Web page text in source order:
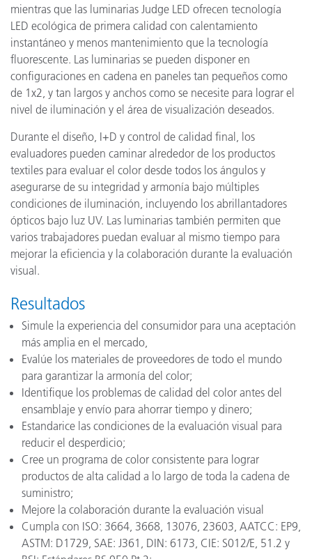
mientras que las luminarias Judge LED ofrecen tecnología
LED ecológica de primera calidad con calentamiento
instantáneo y menos mantenimiento que la tecnología
fluorescente. Las luminarias se pueden disponer en
configuraciones en cadena en paneles tan pequeños como
de 1x2, y tan largos y anchos como se necesite para lograr el
nivel de iluminación y el área de visualización deseados.
Durante el diseño, I+D y control de calidad final, los
evaluadores pueden caminar alrededor de los productos
textiles para evaluar el color desde todos los ángulos y
asegurarse de su integridad y armonía bajo múltiples
condiciones de iluminación, incluyendo los abrillantadores
ópticos bajo luz UV. Las luminarias también permiten que
varios trabajadores puedan evaluar al mismo tiempo para
mejorar la eficiencia y la colaboración durante la evaluación
visual.
Resultados
Simule la experiencia del consumidor para una aceptación
más amplia en el mercado,
Evalúe los materiales de proveedores de todo el mundo
para garantizar la armonía del color;
Identifique los problemas de calidad del color antes del
ensamblaje y envío para ahorrar tiempo y dinero;
Estandarice las condiciones de la evaluación visual para
reducir el desperdicio;
Cree un programa de color consistente para lograr
productos de alta calidad a lo largo de toda la cadena de
suministro;
Mejore la colaboración durante la evaluación visual
Cumpla con ISO: 3664, 3668, 13076, 23603, AATCC: EP9,
ASTM: D1729, SAE: J361, DIN: 6173, CIE: S012/E, 51.2 y